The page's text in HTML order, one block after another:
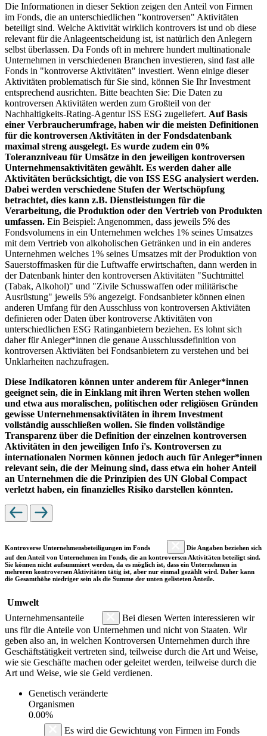
Die Informationen in dieser Sektion zeigen den Anteil von Firmen
im Fonds, die an unterschiedlichen "kontroversen" Aktivitäten
beteiligt sind. Welche Aktivität wirklich kontrovers ist und ob diese
relevant für die Anlageentscheidung ist, ist natürlich den Anlegern
selbst überlassen. Da Fonds oft in mehrere hundert multinationale
Unternehmen in verschiedenen Branchen investieren, sind fast alle
Fonds in "kontroverse Aktivitäten" investiert. Wenn einige dieser
Aktivitäten problematisch für Sie sind, können Sie Ihr Investment
entsprechend ausrichten. Bitte beachten Sie: Die Daten zu
kontroversen Aktivitäten werden zum Großteil von der
Nachhaltigkeits-Rating-Agentur ISS ESG zugeliefert. Auf Basis
einer Verbraucherumfrage, haben wir die meisten Definitionen
für die kontroversen Aktivitäten in der Fondsdatenbank
maximal streng ausgelegt. Es wurde zudem ein 0%
Toleranzniveau für Umsätze in den jeweiligen kontroversen
Unternehmensaktivitäten gewählt. Es werden daher alle
Aktivitäten berücksichtigt, die von ISS ESG analysiert werden.
Dabei werden verschiedene Stufen der Wertschöpfung
betrachtet, dies kann z.B. Dienstleistungen für die
Verarbeitung, die Produktion oder den Vertrieb von Produkten
umfassen. Ein Beispiel: Angenommen, dass jeweils 5% des
Fondsvolumens in ein Unternehmen welches 1% seines Umsatzes
mit dem Vertrieb von alkoholischen Getränken und in ein anderes
Unternehmen welches 1% seines Umsatzes mit der Produktion von
Sauerstoffmasken für die Luftwaffe erwirtschaften, dann werden in
der Datenbank hinter den kontroversen Aktivitäten "Suchtmittel
(Tabak, Alkohol)" und "Zivile Schusswaffen oder militärische
Ausrüstung" jeweils 5% angezeigt. Fondsanbieter können einen
anderen Umfang für den Ausschluss von kontroversen Aktiviäten
definieren oder Daten über kontroverse Aktivitäten von
unterschiedlichen ESG Ratinganbietern beziehen. Es lohnt sich
daher für Anleger*innen die genaue Ausschlussdefinition von
kontroversen Aktiviäten bei Fondsanbietern zu verstehen und bei
Unklarheiten nachzufragen.
Diese Indikatoren können unter anderem für Anleger*innen
geeignet sein, die in Einklang mit ihren Werten stehen wollen
und etwa aus moralischen, politischen oder religiösen Gründen
gewisse Unternehmensaktivitäten in ihrem Investment
vollständig ausschließen wollen. Sie finden vollständige
Transparenz über die Definition der einzelnen kontroversen
Aktivitäten in den jeweiligen Info i's. Kontroversen zu
internationalen Normen können jedoch auch für Anleger*innen
relevant sein, die der Meinung sind, dass etwa ein hoher Anteil
an Unternehmen die die Prinzipien des UN Global Compact
verletzt haben, ein finanzielles Risiko darstellen könnten.
Kontroverse Unternehmensbeteiligungen im Fonds
Die Angaben beziehen sich
auf den Anteil von Unternehmen im Fonds, die an kontroversen Aktivitäten beteiligt sind.
Sie können nicht aufsummiert werden, da es möglich ist, dass ein Unternehmen in
mehreren kontroversen Aktivitäten tätig ist, aber nur einmal gezählt wird. Daher kann
die Gesamthöhe niedriger sein als die Summe der unten gelisteten Anteile.
Umwelt
Unternehmensanteile
Bei diesen Werten interessieren wir
uns für die Anteile von Unternehmen und nicht von Staaten. Wir
geben also an, in welchen Kontroversen Unternehmen durch ihre
Geschäftstätigkeit vertreten sind, teilweise durch die Art und Weise,
wie sie Geschäfte machen oder geleitet werden, teilweise durch die
Art und Weise, wie sie Geld verdienen.
Genetisch veränderte
Organismen
0.00%
Es wird die Gewichtung von Firmen im Fonds